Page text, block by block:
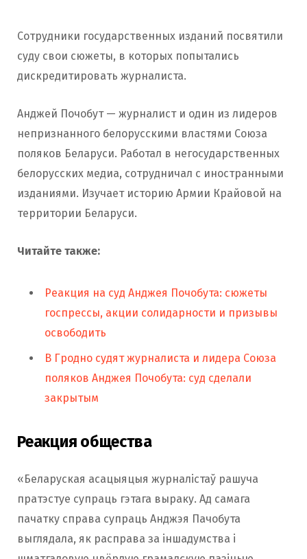
Сотрудники государственных изданий посвятили
суду свои сюжеты, в которых попытались
дискредитировать журналиста.
Анджей Почобут — журналист и один из лидеров
непризнанного белорусскими властями Союза
поляков Беларуси. Работал в негосударственных
белорусских медиа, сотрудничал с иностранными
изданиями. Изучает историю Армии Крайовой на
территории Беларуси.
Читайте также:
Реакция на суд Анджея Почобута: сюжеты
госпрессы, акции солидарности и призывы
освободить
В Гродно судят журналиста и лидера Союза
поляков Анджея Почобута: суд сделали
закрытым
Реакция общества
«Беларуская асацыяцыя журналістаў рашуча
пратэстуе супраць гэтага выраку. Ад самага
пачатку справа супраць Анджэя Пачобута
выглядала, як расправа за іншадумства і